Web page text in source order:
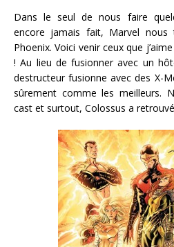
Dans le seul de nous faire
encore jamais fait, Marvel nous
Phoenix. Voici venir ceux que
! Au lieu de fusionner avec un
destructeur fusionne avec des X-
sûrement comme les meilleurs.
cast et surtout, Colossus a